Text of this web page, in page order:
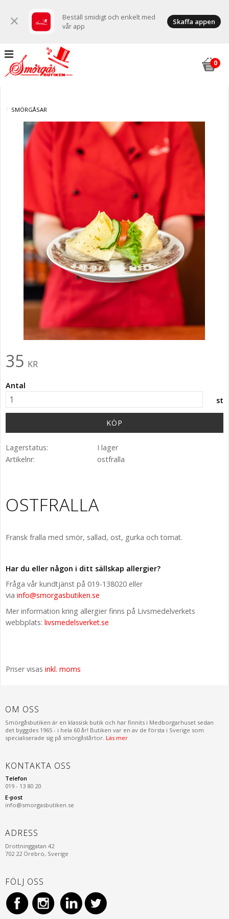
close
Beställ smidigt och enkelt med
vår app
Skaffa appen
SMÖRGÅSAR
35 KR
Antal
st
KÖP
Lagerstatus
I lager
Artikelnr
ostfralla
OSTFRALLA
Fransk fralla med smör, sallad, ost, gurka och tomat.
Har du eller någon i ditt sällskap allergier?
Fråga vår kundtjänst på 019-138020 eller
via info@smorgasbutiken.se
Mer information kring allergier finns på Livsmedelverkets
webbplats: livsmedelsverket.se
Priser visas inkl. moms
OM OSS
Smörgåsbutiken är en klassisk butik och har finnits i Medborgarhuset sedan
det byggdes 1965 - i hela 60 år! Butiken var en av de första i Sverige som
specialiserade sig på smörgåstårtor. Läs mer
KONTAKTA OSS
Telefon
019 - 13 80 20
E-post
info@smorgasbutiken.se
ADRESS
Drottninggatan 42
702 22 Örebro, Sverige
FÖLJ OSS